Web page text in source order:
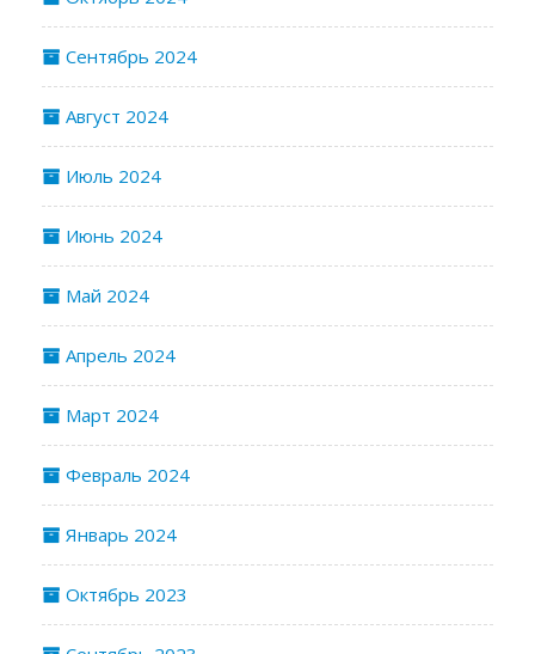
Сентябрь 2024
Август 2024
Июль 2024
Июнь 2024
Май 2024
Апрель 2024
Март 2024
Февраль 2024
Январь 2024
Октябрь 2023